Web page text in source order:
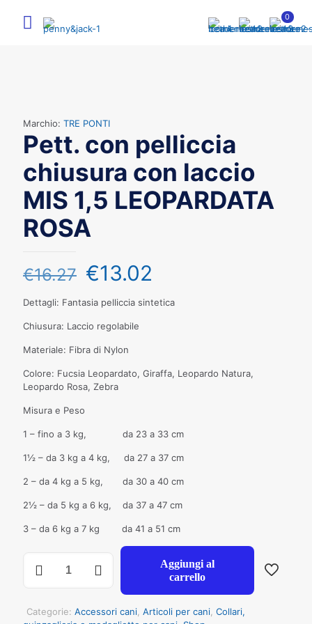
0
Marchio: TRE PONTI
Pett. con pelliccia
chiusura con laccio
MIS 1,5 LEOPARDATA
ROSA
€16.27 €13.02
Dettagli: Fantasia pelliccia sintetica
Chiusura: Laccio regolabile
Materiale: Fibra di Nylon
Colore: Fucsia Leopardato, Giraffa, Leopardo Natura,
Leopardo Rosa, Zebra
Misura e Peso
1 – fino a 3 kg, da 23 a 33 cm
1½ – da 3 kg a 4 kg, da 27 a 37 cm
2 – da 4 kg a 5 kg, da 30 a 40 cm
2½ – da 5 kg a 6 kg, da 37 a 47 cm
3 – da 6 kg a 7 kg da 41 a 51 cm
con
Aggiungi al
carrello
Categorie: Accessori cani Articoli per cani Collari,